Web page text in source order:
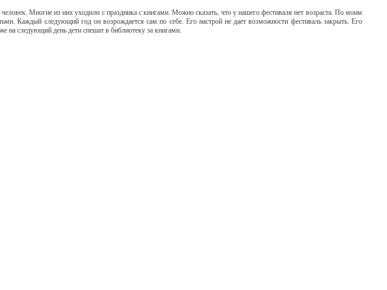
Многие из них уходили с праздника с книгами. Можно сказать, что у нашего фестиваля нет возраста. По моим
Каждый следующий год он возрождается сам по себе. Его настрой не дает возможности фестиваль закрыть. Его
на следующий день дети спешат в библиотеку за книгами.